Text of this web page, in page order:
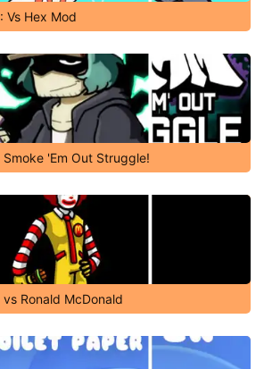
Vs Hex Mod
'Em Out Struggle!
Ronald McDonald